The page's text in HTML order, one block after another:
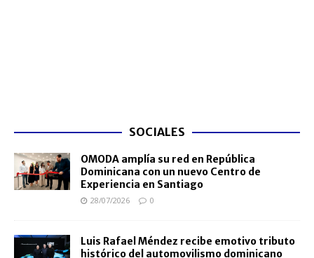
SOCIALES
OMODA amplía su red en República
Dominicana con un nuevo Centro de
Experiencia en Santiago
28/07/2026 0
Luis Rafael Méndez recibe emotivo tributo
histórico del automovilismo dominicano